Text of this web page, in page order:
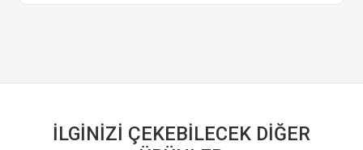
İLGINIZI ÇEKEBILECEK DIĞER